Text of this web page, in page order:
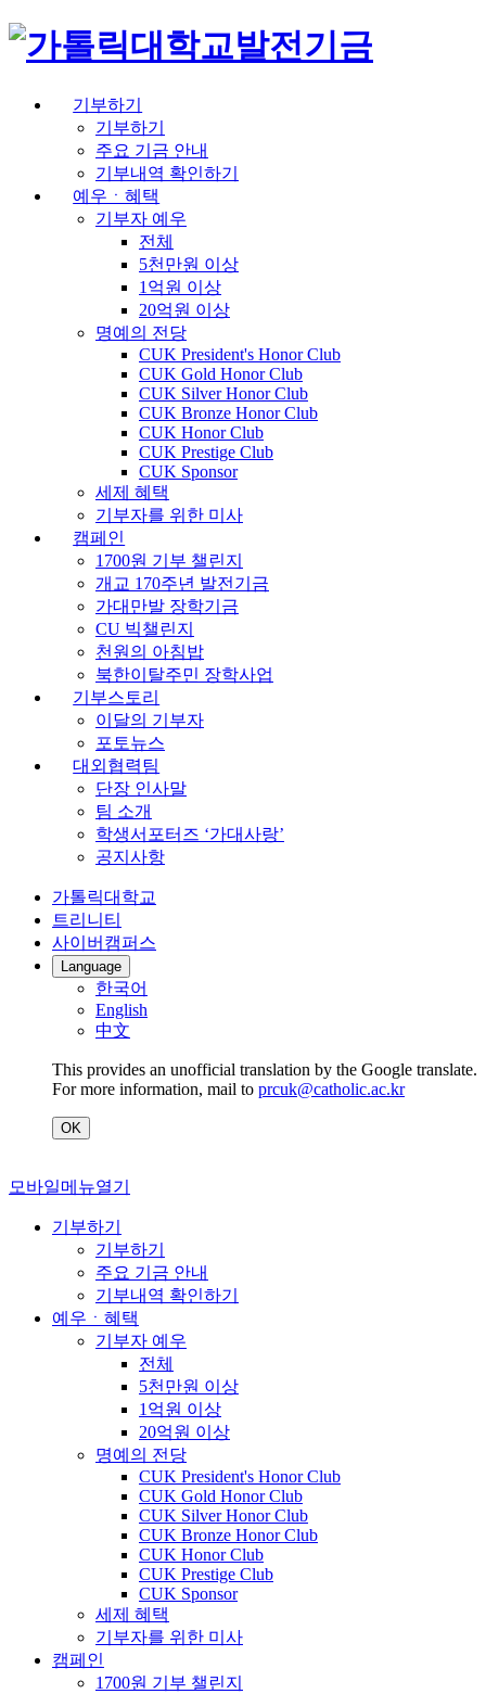
발전기금
기부하기
기부하기
주요 기금 안내
기부내역 확인하기
예우ㆍ혜택
기부자 예우
전체
5천만원 이상
1억원 이상
20억원 이상
명예의 전당
CUK President's Honor Club
CUK Gold Honor Club
CUK Silver Honor Club
CUK Bronze Honor Club
CUK Honor Club
CUK Prestige Club
CUK Sponsor
세제 혜택
기부자를 위한 미사
캠페인
1700원 기부 챌린지
개교 170주년 발전기금
가대만발 장학기금
CU 빅챌린지
천원의 아침밥
북한이탈주민 장학사업
기부스토리
이달의 기부자
포토뉴스
대외협력팀
단장 인사말
팀 소개
학생서포터즈 ‘가대사랑’
공지사항
가톨릭대학교
트리니티
사이버캠퍼스
Language
한국어
English
中文
This provides an unofficial translation by the Google translate.
For more information, mail to prcuk@catholic.ac.kr
OK
모바일메뉴열기
기부하기
기부하기
주요 기금 안내
기부내역 확인하기
예우ㆍ혜택
기부자 예우
전체
5천만원 이상
1억원 이상
20억원 이상
명예의 전당
CUK President's Honor Club
CUK Gold Honor Club
CUK Silver Honor Club
CUK Bronze Honor Club
CUK Honor Club
CUK Prestige Club
CUK Sponsor
세제 혜택
기부자를 위한 미사
캠페인
1700원 기부 챌린지